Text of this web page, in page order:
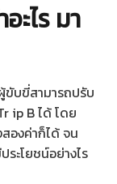
ะไร มา
ขับขี่สามารถปรับ
ip B ได้ โดย
องค่าก็ได้ จน
ะโยชน์อย่างไร